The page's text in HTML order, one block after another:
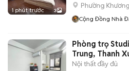
1 phút trước 3
Phường
Cộng Đồng Nhà
Phòng trọ
Trung, Thanh
Nội thất đầy đủ